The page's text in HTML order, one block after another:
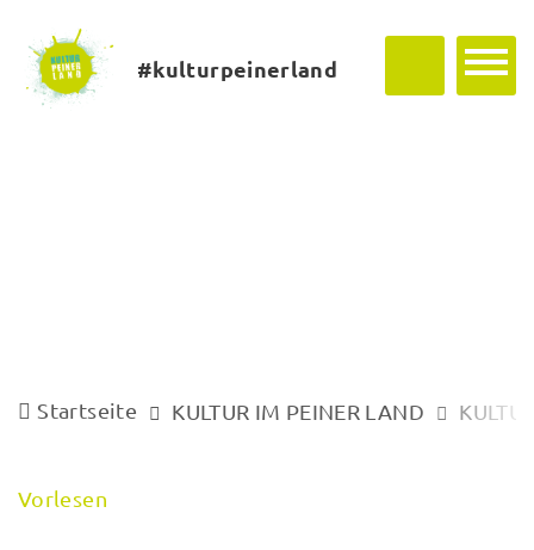
#kulturpeinerland
Startseite KULTUR IM PEINER LAND
Vorlesen